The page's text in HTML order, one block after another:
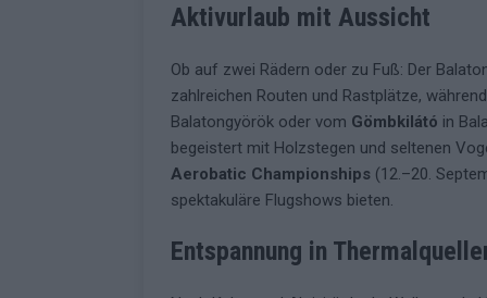
Aktivurlaub mit Aussicht
Ob auf zwei Rädern oder zu Fuß: Der
zahlreichen Routen und Rastplätze,
Balatongyörök oder vom Gömbkilátó in
begeistert mit Holzstegen und seltenen
Aerobatic Championships (12.–20.
spektakuläre Flugshows bieten.
Entspannung in